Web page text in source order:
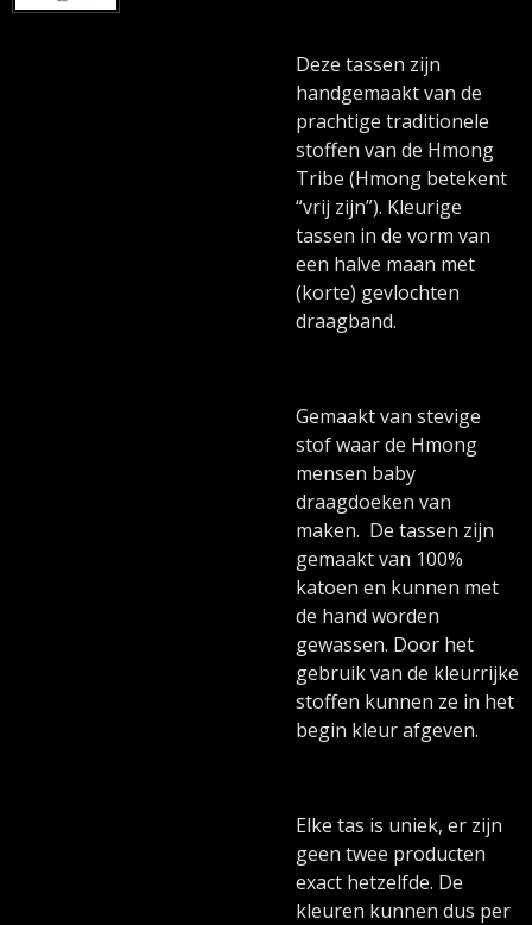
Deze tassen zijn
handgemaakt van de
prachtige traditionele
stoffen van de Hmong
Tribe (Hmong betekent
“vrij zijn”). Kleurige
tassen in de vorm van
een halve maan met
(korte) gevlochten
draagband.
Gemaakt van stevige
stof waar de Hmong
mensen baby
draagdoeken van
maken. De tassen zijn
gemaakt van 100%
katoen en kunnen met
de hand worden
gewassen. Door het
gebruik van de kleurrijke
stoffen kunnen ze in het
begin kleur afgeven.
Elke tas is uniek, er zijn
geen twee producten
exact hetzelfde. De
kleuren kunnen dus per